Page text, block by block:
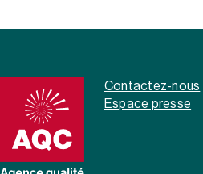
Contactez-nous
Espace presse